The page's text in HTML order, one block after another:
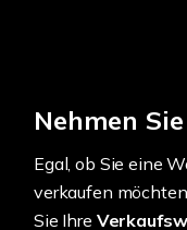
Nehmen
Egal, ob Sie eine
verkaufen
Sie Ihre